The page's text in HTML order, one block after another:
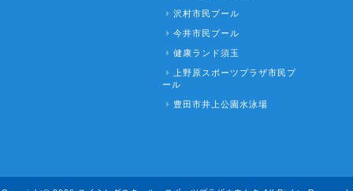
沢村市民プール
今井市民プール
健康ランド須玉
上野原スポーツプラザ市民プ
ール
豊田市井上公園水泳場